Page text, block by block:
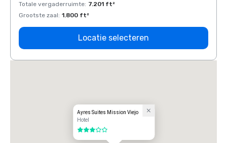
Totale vergaderruimte: 7.201 ft²
Grootste zaal: 1.800 ft²
Locatie selecteren
Ayres Suites Mission Viejo
Hotel
3 van 5